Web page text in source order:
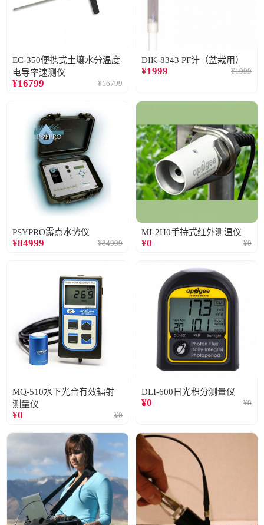
EC-350便携式土壤水分温度
电导率速测仪
¥16799 ¥16799
DIK-8343 PF计（盆栽用）
¥1999 ¥1999
PSYPRO露点水势仪
¥84999 ¥84999
MI-2H0手持式红外测温仪
¥0 ¥0
MQ-510水下光合有效辐射
测量仪
¥0 ¥0
DLI-600日光积分测量仪
¥0 ¥0